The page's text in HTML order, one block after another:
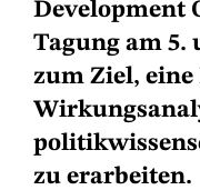
Development
Tagung am 5.
zum Ziel,
zu erarbeiten.